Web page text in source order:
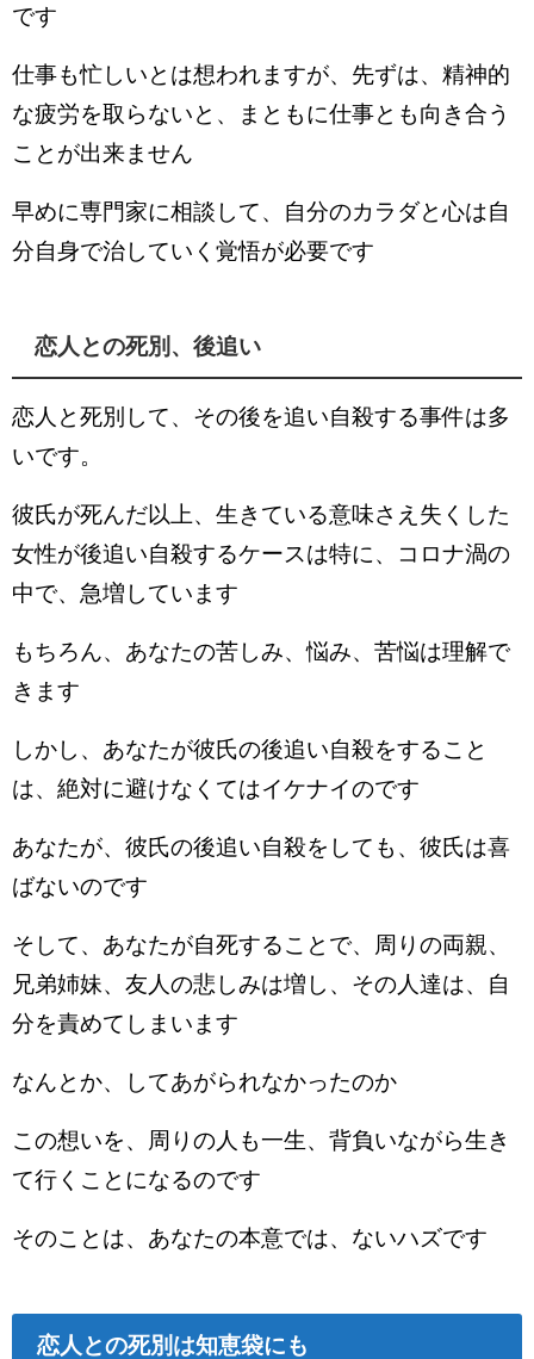
です
仕事も忙しいとは想われますが、先ずは、精神的
な疲労を取らないと、まともに仕事とも向き合う
ことが出来ません
早めに専門家に相談して、自分のカラダと心は自
分自身で治していく覚悟が必要です
恋人との死別、後追い
恋人と死別して、その後を追い自殺する事件は多
いです。
彼氏が死んだ以上、生きている意味さえ失くした
女性が後追い自殺するケースは特に、コロナ渦の
中で、急増しています
もちろん、あなたの苦しみ、悩み、苦悩は理解で
きます
しかし、あなたが彼氏の後追い自殺をすること
は、絶対に避けなくてはイケナイのです
あなたが、彼氏の後追い自殺をしても、彼氏は喜
ばないのです
そして、あなたが自死することで、周りの両親、
兄弟姉妹、友人の悲しみは増し、その人達は、自
分を責めてしまいます
なんとか、してあがられなかったのか
この想いを、周りの人も一生、背負いながら生き
て行くことになるのです
そのことは、あなたの本意では、ないハズです
恋人との死別は知恵袋にも